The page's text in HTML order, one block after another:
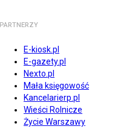
PARTNERZY
E-kiosk.pl
E-gazety.pl
Nexto.pl
Mała księgowość
Kancelarierp.pl
Wieści Rolnicze
Życie Warszawy